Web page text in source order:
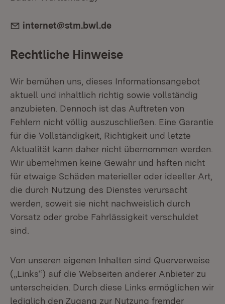
E-Mail:
internet@stm.bwl.de
Rechtliche Hinweise
Wir bemühen uns, dieses Informationsangebot
aktuell und inhaltlich richtig sowie vollständig
anzubieten. Dennoch ist das Auftreten von
Fehlern nicht völlig auszuschließen. Eine Garantie
für die Vollständigkeit, Richtigkeit und letzte
Aktualität kann daher nicht übernommen werden.
Wir übernehmen keine Gewähr und haften nicht
für etwaige Schäden materieller oder ideeller Art,
die durch Nutzung des Dienstes verursacht
werden, soweit sie nicht nachweislich durch
Vorsatz oder grobe Fahrlässigkeit verschuldet
sind.
Von unseren eigenen Inhalten sind Querverweise
(„Links“) auf die Webseiten anderer Anbieter zu
unterscheiden. Durch diese Links ermöglichen wir
lediglich den Zugang zur Nutzung fremder